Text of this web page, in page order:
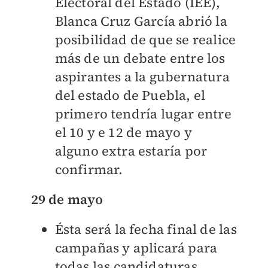
Blanca Cruz García abrió la
posibilidad de que se realice
más de un debate entre los
aspirantes a la gubernatura
del estado de Puebla, el
primero tendría lugar entre
el 10 y e 12 de mayo y
alguno extra estaría por
confirmar.
29 de mayo
Ésta será la fecha final de las
campañas y aplicará para